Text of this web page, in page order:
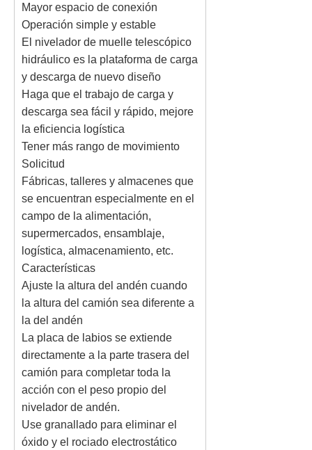
Mayor espacio de conexión
Operación simple y estable
El nivelador de muelle telescópico
hidráulico es la plataforma de carga
y descarga de nuevo diseño
Haga que el trabajo de carga y
descarga sea fácil y rápido, mejore
la eficiencia logística
Tener más rango de movimiento
Solicitud
Fábricas, talleres y almacenes que
se encuentran especialmente en el
campo de la alimentación,
supermercados, ensamblaje,
logística, almacenamiento, etc.
Características
Ajuste la altura del andén cuando
la altura del camión sea diferente a
la del andén
La placa de labios se extiende
directamente a la parte trasera del
camión para completar toda la
acción con el peso propio del
nivelador de andén.
Use granallado para eliminar el
óxido y el rociado electrostático